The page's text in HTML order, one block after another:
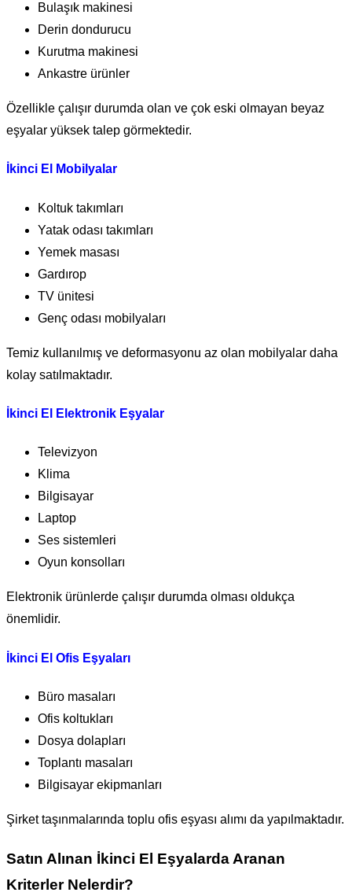
Bulaşık makinesi
Derin dondurucu
Kurutma makinesi
Ankastre ürünler
Özellikle çalışır durumda olan ve çok eski olmayan beyaz
eşyalar yüksek talep görmektedir.
İkinci El Mobilyalar
Koltuk takımları
Yatak odası takımları
Yemek masası
Gardırop
TV ünitesi
Genç odası mobilyaları
Temiz kullanılmış ve deformasyonu az olan mobilyalar daha
kolay satılmaktadır.
İkinci El Elektronik Eşyalar
Televizyon
Klima
Bilgisayar
Laptop
Ses sistemleri
Oyun konsolları
Elektronik ürünlerde çalışır durumda olması oldukça
önemlidir.
İkinci El Ofis Eşyaları
Büro masaları
Ofis koltukları
Dosya dolapları
Toplantı masaları
Bilgisayar ekipmanları
Şirket taşınmalarında toplu ofis eşyası alımı da yapılmaktadır.
Satın Alınan İkinci El Eşyalarda Aranan
Kriterler Nelerdir?